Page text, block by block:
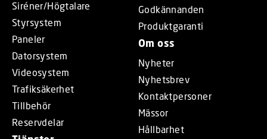
Siréner/Högtalare
Styrsystem
Paneler
Datorsystem
Videosystem
Trafiksäkerhet
Tillbehör
Reservdelar
Godkännanden
Produktgaranti
Om oss
Nyheter
Nyhetsbrev
Kontaktpersoner
Mässor
Hållbarhet